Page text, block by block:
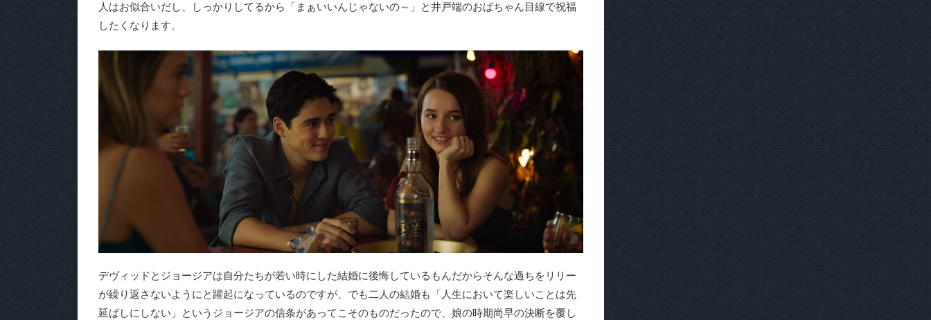
人はお似合いだし、しっかりしてるから「まぁいいんじゃないの～」と井戸端のおばちゃん目線で祝福
したくなります。
デヴィッドとジョージアは自分たちが若い時にした結婚に後悔しているもんだからそんな過ちをリリー
が繰り返さないようにと躍起になっているのですが、でも二人の結婚も「人生において楽しいことは先
延ばしにしない」というジョージアの信条があってこそのものだったので、娘の時期尚早の決断を覆し